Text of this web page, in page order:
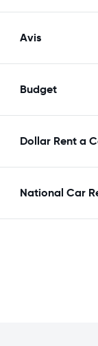
Avis
Budget
Dollar Rent a
National Car